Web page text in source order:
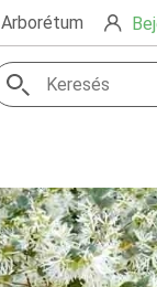
Arborétum